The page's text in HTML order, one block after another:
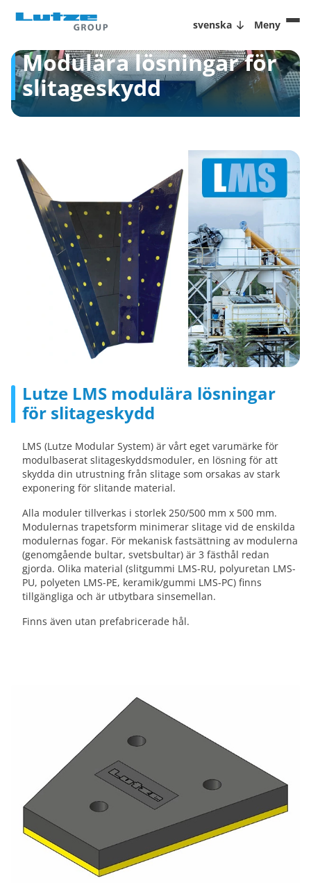
svenska Meny
Modulära lösningar för
slitageskydd
Lutze LMS modulära lösningar
för slitageskydd
LMS (Lutze Modular System) är vårt eget varumärke för
modulbaserat slitageskyddsmoduler, en lösning för att
skydda din utrustning från slitage som orsakas av stark
exponering för slitande material.
Alla moduler tillverkas i storlek 250/500 mm x 500 mm.
Modulernas trapetsform minimerar slitage vid de enskilda
modulernas fogar. För mekanisk fastsättning av modulerna
(genomgående bultar, svetsbultar) är 3 fästhål redan
gjorda. Olika material (slitgummi LMS-RU, polyuretan LMS-
PU, polyeten LMS-PE, keramik/gummi LMS-PC) finns
tillgängliga och är utbytbara sinsemellan.
Finns även utan prefabricerade hål.